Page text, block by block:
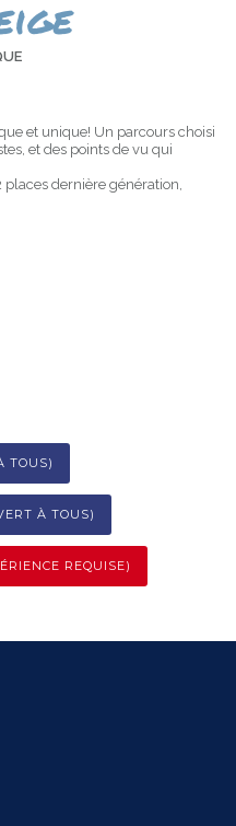
et unique! Un parcours choisi
et des points de vu qui
places dernière génération,
TOUS)
À TOUS)
REQUISE)